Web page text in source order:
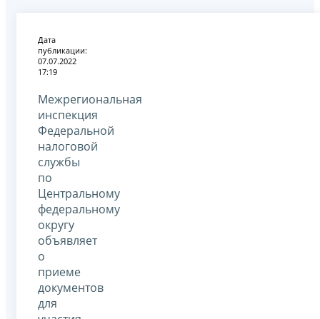
Дата
публикации:
07.07.2022
17:19
Межрегиональная
инспекция
Федеральной
налоговой
службы
по
Центральному
федеральному
округу
объявляет
о
приеме
документов
для